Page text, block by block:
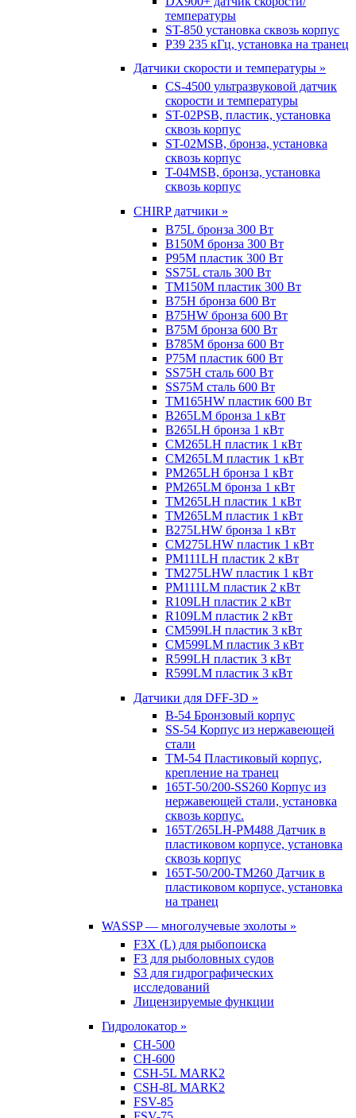
температуры
ST-850 установка сквозь корпус
P39 235 кГц, установка на транец
Датчики скорости и температуры »
CS-4500 ультразвуковой датчик
скорости и температуры
ST-02PSB, пластик, установка
сквозь корпус
ST-02MSB, бронза, установка
сквозь корпус
T-04MSB, бронза, установка
сквозь корпус
CHIRP датчики »
B75L бронза 300 Вт
B150M бронза 300 Вт
P95M пластик 300 Вт
SS75L сталь 300 Вт
TM150M пластик 300 Вт
B75H бронза 600 Вт
B75HW бронза 600 Вт
B75M бронза 600 Вт
B785M бронза 600 Вт
P75M пластик 600 Вт
SS75H сталь 600 Вт
SS75M сталь 600 Вт
TM165HW пластик 600 Вт
B265LM бронза 1 кВт
B265LH бронза 1 кВт
CM265LH пластик 1 кВт
CM265LM пластик 1 кВт
PM265LH бронза 1 кВт
PM265LM бронза 1 кВт
TM265LH пластик 1 кВт
TM265LM пластик 1 кВт
B275LHW бронза 1 кВт
CM275LHW пластик 1 кВт
PM111LH пластик 2 кВт
TM275LHW пластик 1 кВт
PM111LM пластик 2 кВт
R109LH пластик 2 кВт
R109LM пластик 2 кВт
CM599LH пластик 3 кВт
CM599LM пластик 3 кВт
R599LH пластик 3 кВт
R599LM пластик 3 кВт
Датчики для DFF-3D »
B-54 Бронзовый корпус
SS-54 Корпус из нержавеющей
стали
TM-54 Пластиковый корпус,
крепление на транец
165T-50/200-SS260 Корпус из
нержавеющей стали, установка
сквозь корпус.
165T/265LH-PM488 Датчик в
пластиковом корпусе, установка
сквозь корпус
165T-50/200-TM260 Датчик в
пластиковом корпусе, установка
на транец
WASSP — многолучевые эхолоты »
F3X (L) для рыбопоиска
F3 для рыболовных судов
S3 для гидрографических
исследований
Лицензируемые функции
Гидролокатор »
CH-500
CH-600
CSH-5L MARK2
CSH-8L MARK2
FSV-85